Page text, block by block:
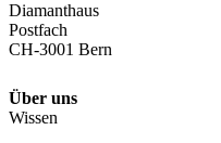
Diamanthaus
Postfach
CH-3001 Bern
Über uns
Wissen